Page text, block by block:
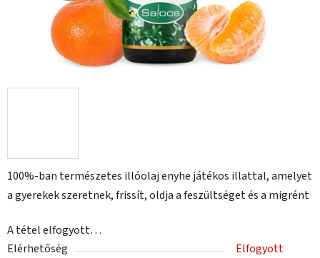
100%-ban természetes illóolaj enyhe játékos illattal, amelyet
a gyerekek szeretnek, frissít, oldja a feszültséget és a migrént
A tétel elfogyott…
Elérhetőség
Elfogyott